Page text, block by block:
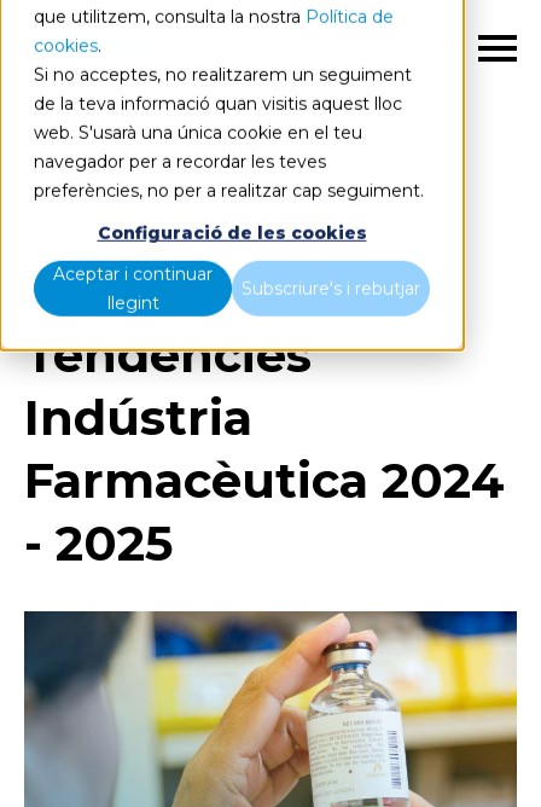
que utilitzem, consulta la nostra Política de
cookies.
Si no acceptes, no realitzarem un seguiment
de la teva informació quan visitis aquest lloc
web. S'usarà una única cookie en el teu
navegador per a recordar les teves
preferències, no per a realitzar cap seguiment.
Configuració de les cookies
Aceptar i continuar
llegint
Subscriure's i rebutjar
Blog Home
Tendències
Indústria
Farmacèutica 2024
- 2025